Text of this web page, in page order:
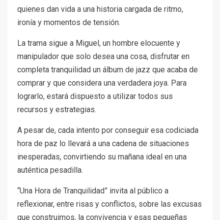
quienes dan vida a una historia cargada de ritmo,
ironía y momentos de tensión.
La trama sigue a Miguel, un hombre elocuente y
manipulador que solo desea una cosa, disfrutar en
completa tranquilidad un álbum de jazz que acaba de
comprar y que considera una verdadera joya. Para
lograrlo, estará dispuesto a utilizar todos sus
recursos y estrategias.
A pesar de, cada intento por conseguir esa codiciada
hora de paz lo llevará a una cadena de situaciones
inesperadas, convirtiendo su mañana ideal en una
auténtica pesadilla.
“Una Hora de Tranquilidad” invita al público a
reflexionar, entre risas y conflictos, sobre las excusas
que construimos, la convivencia y esas pequeñas